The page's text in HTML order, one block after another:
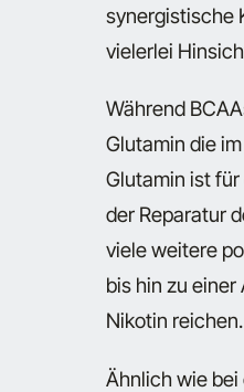
synergistische
vielerlei
Während
Glutamin die
Glutamin ist
der Reparatur
viele weitere
bis hin zu
Nikotin reichen.
Ähnlich wie bei